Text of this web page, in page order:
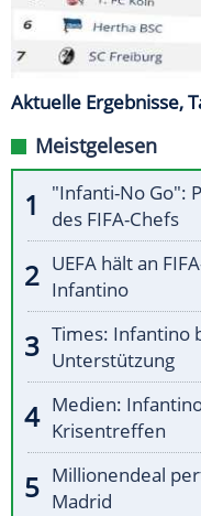
Aktuelle Ergebnisse,
Meistgelesen
"Infanti-No Go":
des FIFA-Chefs
UEFA hält an
Infantino
Times: Infantino
Unterstützung
Medien:
Krisentreffen
Millionendeal
Madrid